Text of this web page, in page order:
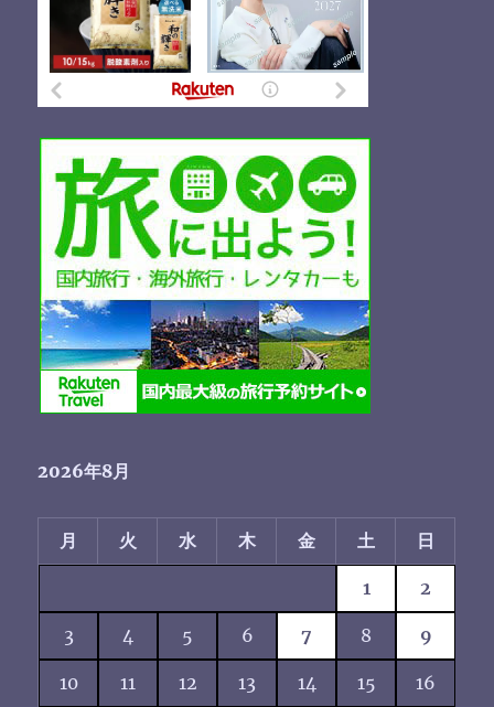
2026年8月
月 火 水 木 金 土 日
1 2
3 4 5 6 7 8 9
10 11 12 13 14 15 16